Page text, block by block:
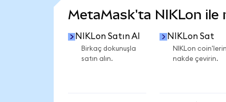
MetaMask'ta NIKLon ile
NIKLon Satın Al
Birkaç dokunuşla
satın alın.
NIKLon Sat
NIKLon
nakde çevirin.